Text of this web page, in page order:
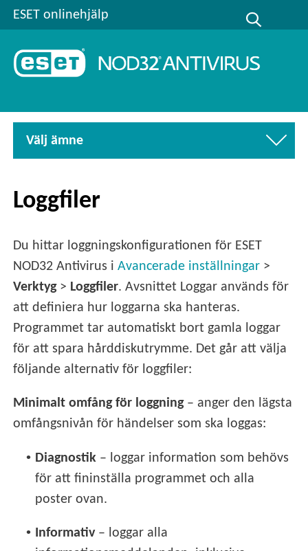
ESET onlinehjälp
Välj ämne
Loggfiler
Du hittar loggningskonfigurationen för ESET
NOD32 Antivirus iAvancerade inställningar >
Verktyg> Loggfiler. Avsnittet Loggar används för
att definiera hur loggarna ska hanteras.
Programmet tar automatiskt bort gamla loggar
för att spara hårddiskutrymme. Det går att välja
följande alternativ för loggfiler:
Minimalt omfång för loggning– anger den lägsta
omfångsnivån för händelser som ska loggas:
• Diagnostik – loggar information som behövs
för att fininställa programmet och alla
poster ovan.
• Informativ– loggar alla